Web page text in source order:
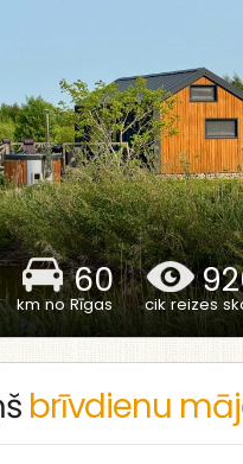
60
km no Rīgas cik reizes
brīvdienu